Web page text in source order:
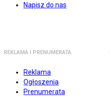
Napisz do nas
REKLAMA I PRENUMERATA
Reklama
Ogłoszenia
Prenumerata